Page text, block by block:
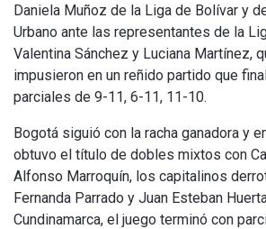
Daniela Muñoz de la Liga de Bolívar y
Urbano ante las representantes de la
Valentina Sánchez y Luciana Martínez,
impusieron en un reñido partido que
parciales de 9-11, 6-11, 11-10.
Bogotá siguió con la racha ganadora y
obtuvo el título de dobles mixtos con
Alfonso Marroquín, los capitalinos
Fernanda Parrado y Juan Esteban
Cundinamarca, el juego terminó con